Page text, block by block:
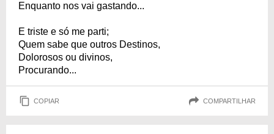
Enquanto nos vai gastando...
E triste e só me parti;
Quem sabe que outros Destinos,
Dolorosos ou divinos,
Procurando...
COPIAR COMPARTILHAR